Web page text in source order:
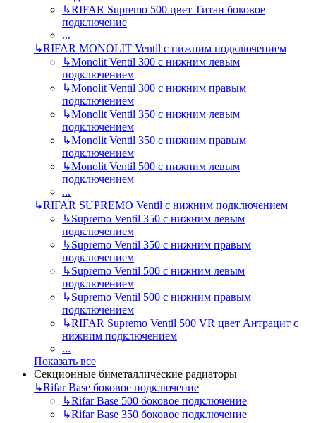
↳RIFAR Supremo 500 цвет Титан боковое
подключение
...
↳RIFAR MONOLIT Ventil с нижним подключением
↳Monolit Ventil 300 с нижним левым
подключением
↳Monolit Ventil 300 с нижним правым
подключением
↳Monolit Ventil 350 с нижним левым
подключением
↳Monolit Ventil 350 с нижним правым
подключением
↳Monolit Ventil 500 с нижним левым
подключением
...
↳RIFAR SUPREMO Ventil с нижним подключением
↳Supremo Ventil 350 с нижним левым
подключением
↳Supremo Ventil 350 с нижним правым
подключением
↳Supremo Ventil 500 с нижним левым
подключением
↳Supremo Ventil 500 с нижним правым
подключением
↳RIFAR Supremo Ventil 500 VR цвет Антрацит с
нижним подключением
...
Показать все
Секционные биметаллические радиаторы
↳Rifar Base боковое подключение
↳Rifar Base 500 боковое подключение
↳Rifar Base 350 боковое подключение